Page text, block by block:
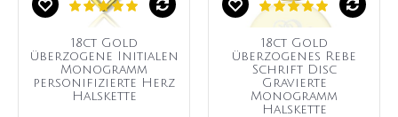
18ct Gold
überzogene Initialen
Monogramm
personifizierte Herz
Halskette
18ct Gold
überzogenes Rebe
Schrift Disc
Gravierte
Monogramm
Halskette